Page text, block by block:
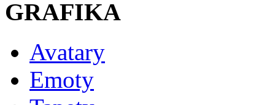
GRAFIKA
Avatary
Emoty